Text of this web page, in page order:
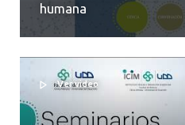
humana
Ver video